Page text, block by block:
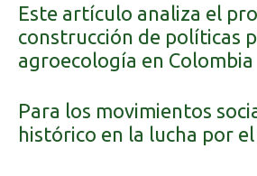
Este artículo analiza el
construcción de políticas
agroecología en Colombia
Para los movimientos
histórico en la lucha por